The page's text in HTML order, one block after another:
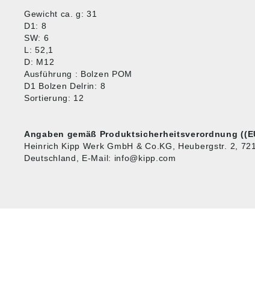
Gewicht ca. g: 31
D1: 8
SW: 6
L: 52,1
D: M12
Ausführung : Bolzen POM
D1 Bolzen Delrin: 8
Sortierung: 12
Angaben gemäß Produktsicherheitsverordnung
Heinrich Kipp Werk GmbH & Co.KG, Heubergstr. 2,
Deutschland, E-Mail: info@kipp.com